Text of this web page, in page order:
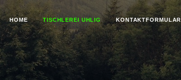
HOME TISCHLEREI UHLIG KONTAKTFORMULAR